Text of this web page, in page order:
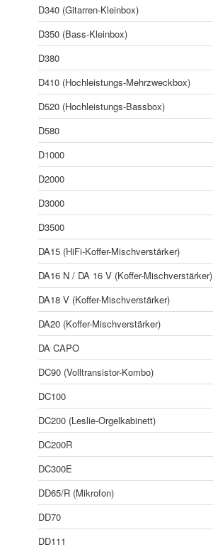
D340 (Gitarren-Kleinbox)
D350 (Bass-Kleinbox)
D380
D410 (Hochleistungs-Mehrzweckbox)
D520 (Hochleistungs-Bassbox)
D580
D1000
D2000
D3000
D3500
DA15 (HiFi-Koffer-Mischverstärker)
DA16 N / DA 16 V (Koffer-Mischverstärker)
DA18 V (Koffer-Mischverstärker)
DA20 (Koffer-Mischverstärker)
DA CAPO
DC90 (Volltransistor-Kombo)
DC100
DC200 (Leslie-Orgelkabinett)
DC200R
DC300E
DD65/R (Mikrofon)
DD70
DD111